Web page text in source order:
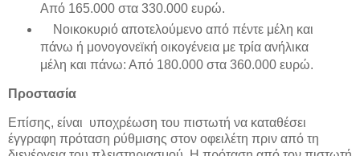
Από 165.000 στα 330.000 ευρώ.
Νοικοκυριό αποτελούμενο από πέντε μέλη και
πάνω ή μονογονεϊκή οικογένεια με τρία ανήλικα
μέλη και πάνω: Από 180.000 στα 360.000 ευρώ.
Προστασία
Επίσης, είναι υποχρέωση του πιστωτή να καταθέσει
έγγραφη πρόταση ρύθμισης στον οφειλέτη πριν από τη